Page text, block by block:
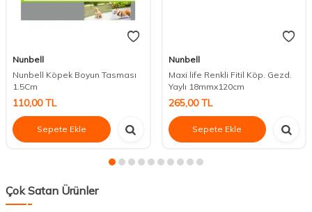
Nunbell
Nunbell Köpek Boyun Tasması
1.5Cm
110,00TL
Sepete Ekle
Nunbell
Maxi life Renkli Fitil Köp. Gezd.
Yaylı 18mmx120cm
265,00TL
Sepete Ekle
Çok Satan Ürünler